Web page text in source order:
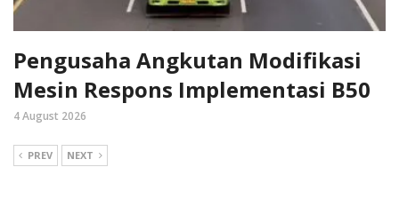
Pengusaha Angkutan Modifikasi
Mesin Respons Implementasi B50
4 August 2026
PREV NEXT